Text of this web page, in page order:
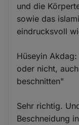
und die
sowie das
eindrucksvoll
Hüseyin
oder nicht,
beschnitten"
Sehr richtig.
Beschneidung